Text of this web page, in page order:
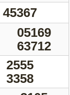
45367
05169
63712
2555
3358